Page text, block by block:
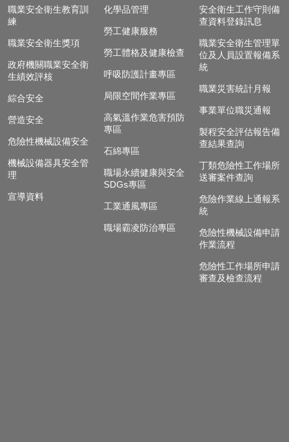
職業安全衛生教育訓
練
職業安全衛生獎項
政府機關職業安全衛
生績效評核
綜合安全
營造安全
危險性機械設備安全
機械設備器具安全管
理
宣導資料
化學品管理
勞工健康服務
勞工體格及健康檢查
呼吸防護計畫專區
局限空間作業專區
高氣溫作業危害預防
專區
石綿專區
職場永續健康與安全
SDGs專區
工業通風專區
職場霸凌防治專區
安全衛生工作守則備
查資料登錄訊息
職業安全衛生管理單
位及人員設置報備系
統
職業災害統計月報
事業單位職災通報
製程安全評估報告備
查結果查詢
丁類危險性工作場所
送審案件查詢
危險作業線上通報系
統
危險性機械設備申請
作業流程
危險性工作場所申請
審查及檢查流程